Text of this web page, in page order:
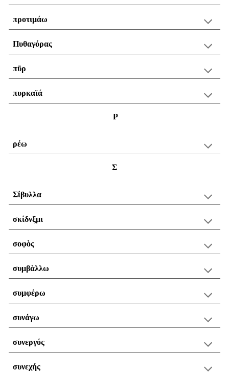
προτιμάω
Πυθαγόρας
πῦρ
πυρκαϊά
Ρ
ρέω
Σ
Σίβυλλα
σκίδνξμι
σοφὸς
συμβὰλλω
συμφέρω
συνάγω
συνεργός
συνεχής